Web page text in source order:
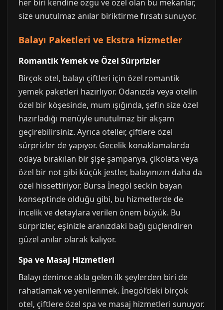
her biri kendine özgü ve özel olan bu mekanlar,
size unutulmaz anılar biriktirme fırsatı sunuyor.
Balayı Paketleri ve Ekstra Hizmetler
Romantik Yemek ve Özel Sürprizler
Birçok otel, balayı çiftleri için özel romantik
yemek paketleri hazırlıyor. Odanızda veya otelin
özel bir köşesinde, mum ışığında, şefin size özel
hazırladığı menüyle unutulmaz bir akşam
geçirebilirsiniz. Ayrıca oteller, çiftlere özel
sürprizler de yapıyor. Gecelik konaklamalarda
odaya bırakılan bir şişe şampanya, çikolata veya
özel bir not gibi küçük jestler, balayınızın daha da
özel hissettiriyor. Bursa İnegöl seckin bayan
konseptinde olduğu gibi, bu hizmetlerde de
incelik ve detaylara verilen önem büyük. Bu
sürprizler, eşinizle aranızdaki bağı güçlendiren
güzel anılar olarak kalıyor.
Spa ve Masaj Hizmetleri
Balayı denince akla gelen ilk şeylerden biri de
rahatlamak ve yenilenmek. İnegöl’deki birçok
otel, çiftlere özel spa ve masaj hizmetleri sunuyor.